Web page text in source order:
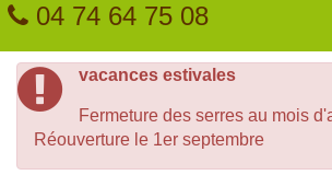
04 74 64 75 08
vacances estivales
Fermeture des serres au mois
Réouverture le 1er septembre